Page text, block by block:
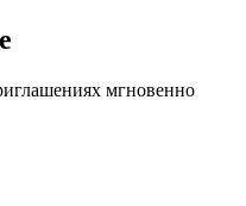
мгновенно